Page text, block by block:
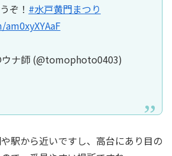
ぞ！ #水戸黄門まつり
ナ師 (@tomophoto0403)
駅から近いですし、高台にあり目の